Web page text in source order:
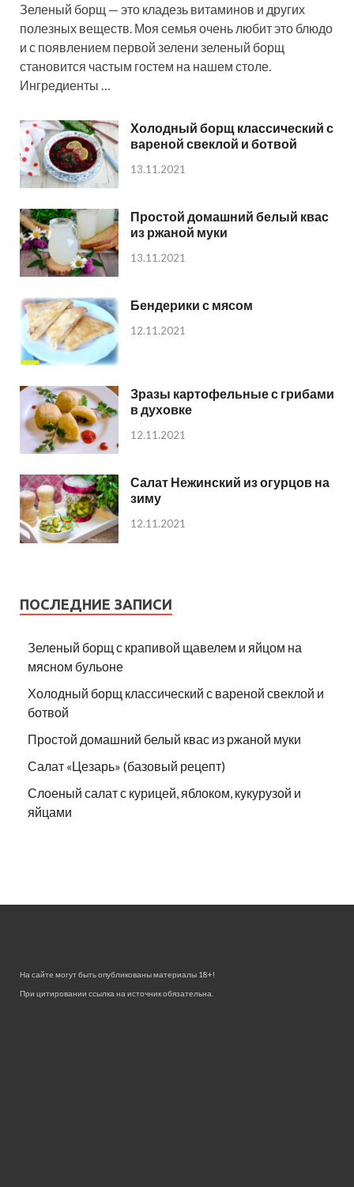
Зеленый борщ — это кладезь витаминов и других
полезных веществ. Моя семья очень любит это блюдо
и с появлением первой зелени зеленый борщ
становится частым гостем на нашем столе.
Ингредиенты …
Холодный борщ классический с
вареной свеклой и ботвой
13.11.2021
Простой домашний белый квас
из ржаной муки
13.11.2021
Бендерики с мясом
12.11.2021
Зразы картофельные с грибами
в духовке
12.11.2021
Салат Нежинский из огурцов на
зиму
12.11.2021
ПОСЛЕДНИЕ ЗАПИСИ
Зеленый борщ с крапивой щавелем и яйцом на
мясном бульоне
Холодный борщ классический с вареной свеклой и
ботвой
Простой домашний белый квас из ржаной муки
Салат «Цезарь» (базовый рецепт)
Слоеный салат с курицей, яблоком, кукурузой и
яйцами
На сайте могут быть опубликованы материалы 18+!
При цитировании ссылка на источник обязательна.